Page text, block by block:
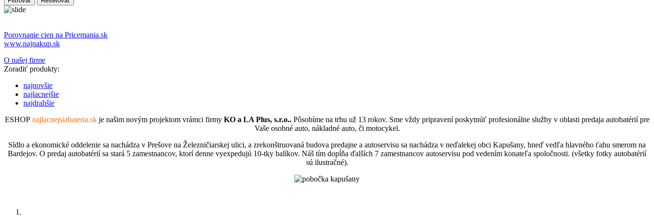
Porovnanie cien na Pricemania.sk
www.najnakup.sk
O našej firme
Zoradiť produkty:
najnovšie
najlacnejšie
najdrahšie
ESHOP najlacnejsiabateria.skje našim novým projektom vrámci firmy KO a LA Plus, s.r.o.. Pôsobíme na trhu už 13 rokov. Sme vždy pripravení poskytnúť profesionálne služby v oblasti predaja autobatérií pre
Vaše osobné auto, nákladné auto, či motocykel.
Sídlo a ekonomické oddelenie sa nachádza v Prešove na Železničiarskej ulici, a zrekonštruovaná budova predajne a autoservisu sa nachádza v neďalekej obci Kapušany, hneď vedľa hlavného ťahu smerom na
Bardejov. O predaj autobatérií sa stará 5 zamestnancov, ktorí denne vyexpedujú 10-tky balíkov. Náš tím dopĺňa ďalších 7 zamestnancov autoservisu pod vedením konateľa spoločnosti. (všetky fotky autobatérií
sú ilustračné).